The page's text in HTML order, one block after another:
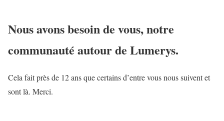
Nous avons besoin de vous, notre
communauté autour de Lumerys.
Cela fait près de 12 ans que certains d’entre vous nous suivent et
sont là. Merci.